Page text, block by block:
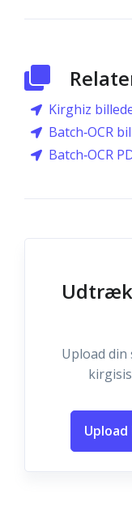
Kirghiz
Batch‑OCR
Batch‑OCR
Upload din
Upload